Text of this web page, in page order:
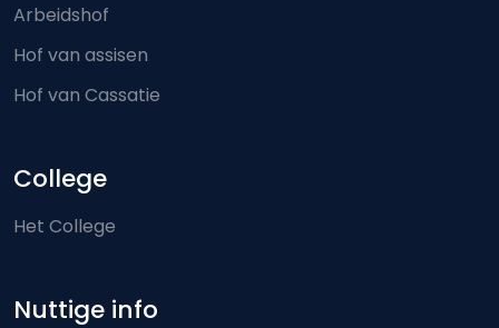
Arbeidshof
Hof van assisen
Hof van Cassatie
College
Het College
Nuttige info